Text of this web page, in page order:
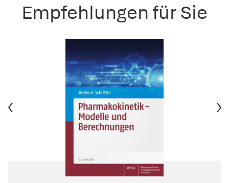
Empfehlungen für Sie